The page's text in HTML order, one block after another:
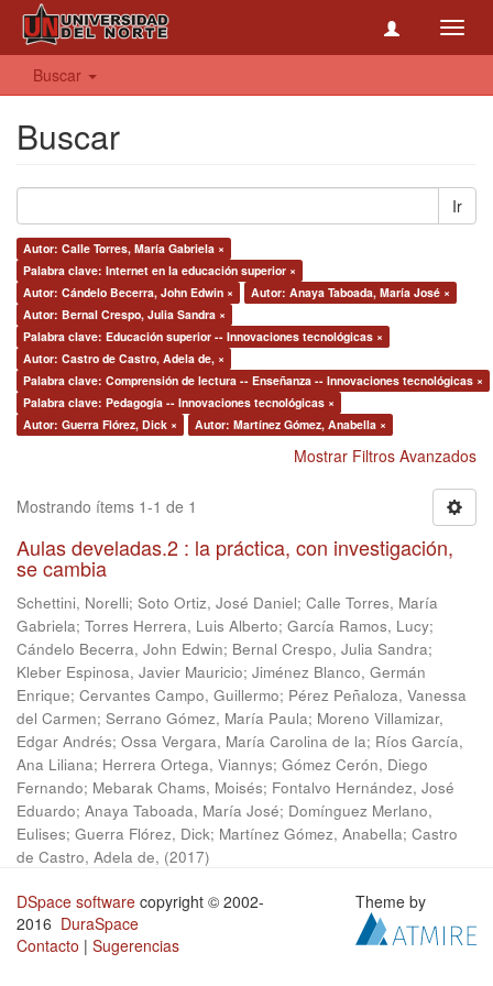
Buscar
Buscar
Ir
Autor: Calle Torres, María Gabriela ×
Palabra clave: Internet en la educación superior ×
Autor: Cándelo Becerra, John Edwin ×
Autor: Anaya Taboada, María José ×
Autor: Bernal Crespo, Julia Sandra ×
Palabra clave: Educación superior -- Innovaciones tecnológicas ×
Autor: Castro de Castro, Adela de, ×
Palabra clave: Comprensión de lectura -- Enseñanza -- Innovaciones tecnológicas ×
Palabra clave: Pedagogía -- Innovaciones tecnológicas ×
Autor: Guerra Flórez, Dick ×
Autor: Martínez Gómez, Anabella ×
Mostrar Filtros Avanzados
Mostrando ítems 1-1 de 1
Aulas develadas.2 : la práctica, con investigación,
se cambia
Schettini, Norelli; Soto Ortiz, José Daniel; Calle Torres, María
Gabriela; Torres Herrera, Luis Alberto; García Ramos, Lucy;
Cándelo Becerra, John Edwin; Bernal Crespo, Julia Sandra;
Kleber Espinosa, Javier Mauricio; Jiménez Blanco, Germán
Enrique; Cervantes Campo, Guillermo; Pérez Peñaloza, Vanessa
del Carmen; Serrano Gómez, María Paula; Moreno Villamizar,
Edgar Andrés; Ossa Vergara, María Carolina de la; Ríos García,
Ana Liliana; Herrera Ortega, Viannys; Gómez Cerón, Diego
Fernando; Mebarak Chams, Moisés; Fontalvo Hernández, José
Eduardo; Anaya Taboada, María José; Domínguez Merlano,
Eulises; Guerra Flórez, Dick; Martínez Gómez, Anabella; Castro
de Castro, Adela de, (2017)
DSpace software copyright © 2002-
2016 DuraSpace
Contacto | Sugerencias
Theme by